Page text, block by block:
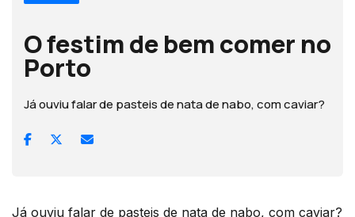
O festim de bem comer no
Porto
Já ouviu falar de pasteis de nata de nabo, com caviar?
Já ouviu falar de pasteis de nata de nabo, com caviar?